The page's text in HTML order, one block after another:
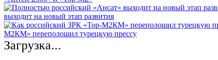
выходит на новый этап развития
М2КМ» переполошил турецкую прессу
Загрузка...